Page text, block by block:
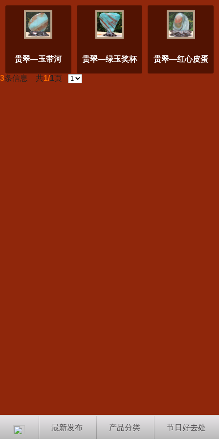
贵翠—玉带河 贵翠—绿玉奖杯 贵翠—红心皮蛋
3条信息 共1/1页
最新发布 产品分类 节日好去处